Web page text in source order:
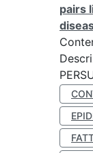
pairs